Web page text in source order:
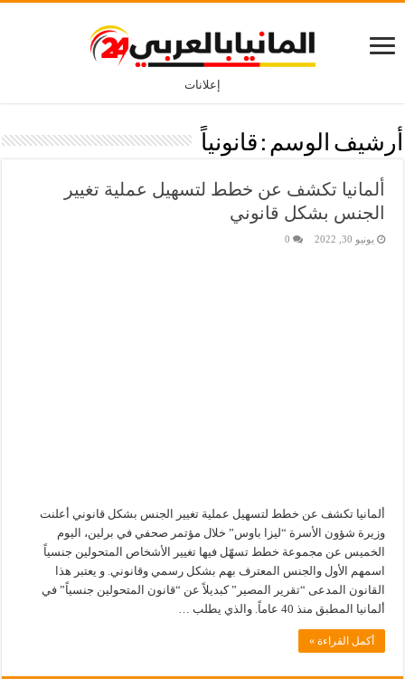
إعلانات
أرشيف الوسم : قانونياً
ألمانيا تكشف عن خطط لتسهيل عملية تغيير
الجنس بشكل قانوني
يونيو 30, 2022 0
ألمانيا تكشف عن خطط لتسهيل عملية تغيير الجنس بشكل قانوني أعلنت
وزيرة شؤون الأسرة “ليزا باوس” خلال مؤتمر صحفي في برلين، اليوم
الخميس عن مجموعة خطط تسهّل فيها تغيير الأشخاص المتحولين جنسياً
اسمهم الأول والجنس المعترف بهم بشكل رسمي وقانوني. و يعتبر هذا
القانون المدعى “تقرير المصير” كبديلاً عن “قانون المتحولين جنسياً” في
ألمانيا المطبق منذ 40 عاماً. والذي يطلب …
أكمل القراءة »